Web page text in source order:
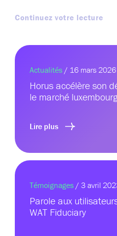
Continuez votre lecture
Actualités / 16 mars 2026
Horus accélère son
le marché
Lire plus
Témoignages / 3 avril
Parole aux
WAT Fiduciary